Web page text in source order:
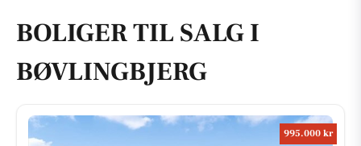
BOLIGER TIL SALG I
BØVLINGBJERG
995.000 kr